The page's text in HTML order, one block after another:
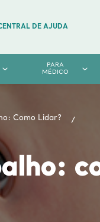
DE AJUDA
PARA
MÉDICO
Como Lidar?